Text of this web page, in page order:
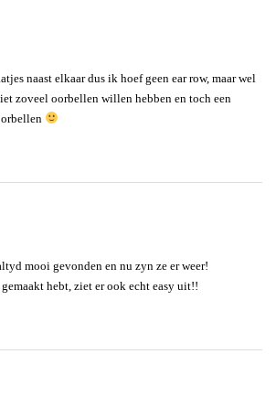
naast elkaar dus ik hoef geen ear row, maar wel
zoveel oorbellen willen hebben en toch een
mooi gevonden en nu zyn ze er weer!
hebt, ziet er ook echt easy uit!!